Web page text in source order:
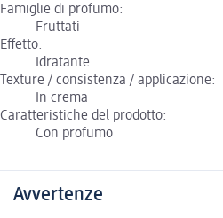
Famiglie di profumo:
Fruttati
Effetto:
Idratante
Texture / consistenza / applicazione:
In crema
Caratteristiche del prodotto:
Con profumo
Avvertenze